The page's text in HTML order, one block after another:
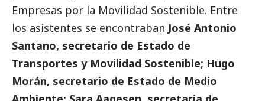
Empresas por la Movilidad Sostenible. Entre
los asistentes se encontraban José Antonio
Santano, secretario de Estado de
Transportes y Movilidad Sostenible; Hugo
Morán, secretario de Estado de Medio